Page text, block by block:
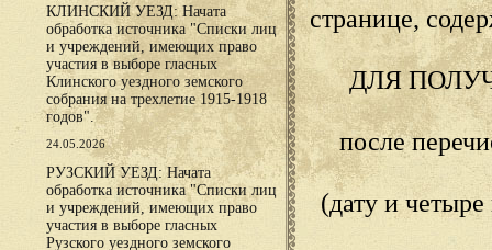
КЛИНСКИЙ УЕЗД: Начата
обработка источника "Списки лиц
и учреждений, имеющих право
участия в выборе гласных
Клинского уездного земского
собрания на трехлетие 1915-1918
годов".
24.05.2026
РУЗСКИЙ УЕЗД: Начата
обработка источника "Списки лиц
и учреждений, имеющих право
участия в выборе гласных
Рузского уездного земского
странице,
ДЛЯ
после
(дату и